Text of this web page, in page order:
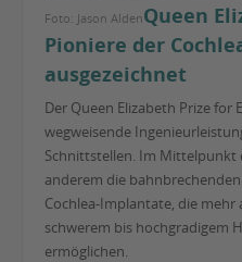
Foto: Jason AldenQueen
Pioniere der
ausgezeichnet
Der Queen Elizabeth Prize for
wegweisende
Schnittstellen. Im Mittelpunkt
anderem die
Cochlea-Implantate, die
schwerem bis hochgradigem
ermöglichen.